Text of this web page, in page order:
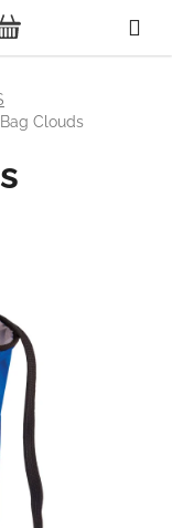
WARENKORB
Clouds